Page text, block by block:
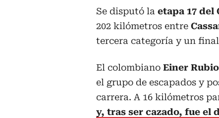
Se disputó la etapa 17 del
202 kilómetros entre
tercera categoría y un
El colombiano Einer Rubio
el grupo de escapados y
carrera. A 16 kilómetros
y, tras ser cazado, fue el